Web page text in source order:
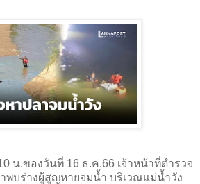
น.ของวันที่ 16 ธ.ค.66 เจ้าหน้าที่ตำรวจ
พบร่างผู้สูญหายจมน้ำ บริเวณแม่น้ำวัง